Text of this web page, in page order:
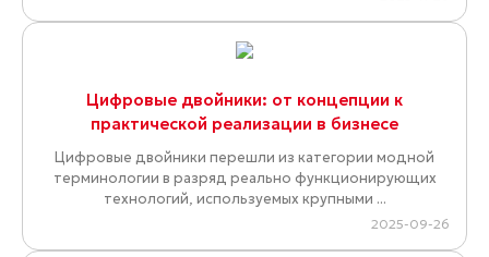
Цифровые двойники: от концепции к
практической реализации в бизнесе
Цифровые двойники перешли из категории модной
терминологии в разряд реально функционирующих
технологий, используемых крупными ...
2025-09-26